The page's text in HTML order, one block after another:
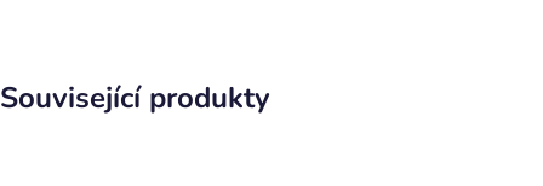
Související produkty